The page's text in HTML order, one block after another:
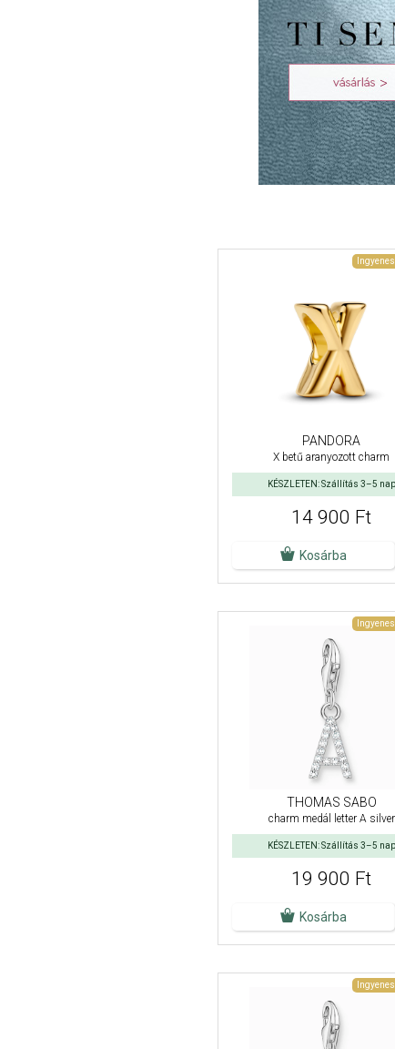
PANDORA
X betű aranyozott charm
KÉSZLETEN: Szállítás 3–5 nap
14 900 Ft
Kosárba
THOMAS SABO
charm medál letter A silver
KÉSZLETEN: Szállítás 3–5 nap
19 900 Ft
Kosárba